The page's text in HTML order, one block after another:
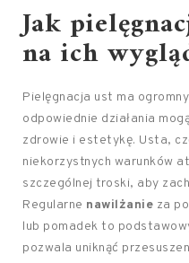
Jak
na ich
Pielęgnacja ust ma
odpowiednie działania
zdrowie i estetykę. Usta,
niekorzystnych warunków
szczególnej troski, aby
Regularne nawilżanie za
lub pomadek to
pozwala uniknąć